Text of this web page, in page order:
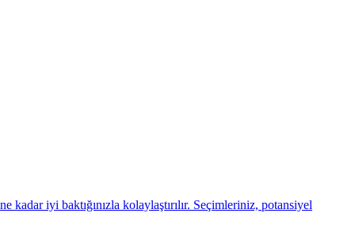
iyi baktığınızla kolaylaştırılır. Seçimleriniz, potansiyel